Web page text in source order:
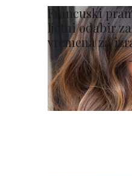
Francuski
ljetni odabir
vremena za